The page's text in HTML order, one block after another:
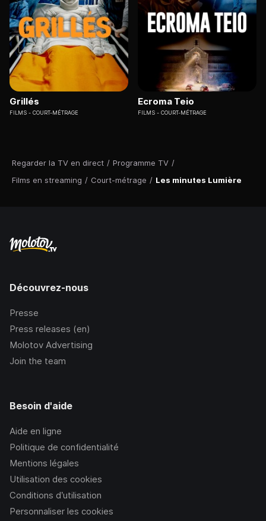
Regarder la TV en direct / Programme TV /
Films en streaming / Court-métrage / Les minutes Lumière
Grillés
FILMS COURT-MÉTRAGE
Ecroma Teio
FILMS COURT-MÉTRAGE
Découvrez-nous
Presse
Press releases (en)
Molotov Advertising
Join the team
Besoin d'aide
Aide en ligne
Politique de confidentialité
Mentions légales
Utilisation des cookies
Conditions d’utilisation
Personnaliser les cookies